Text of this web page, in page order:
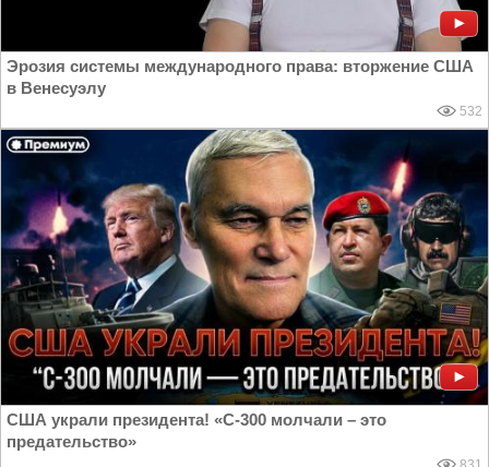
Эрозия системы международного права: вторжение США
в Венесуэлу
532
США украли президента! «С-300 молчали – это
предательство»